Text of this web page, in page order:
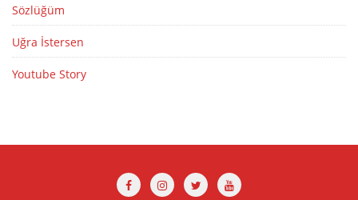
Sözlüğüm
Uğra İstersen
Youtube Story